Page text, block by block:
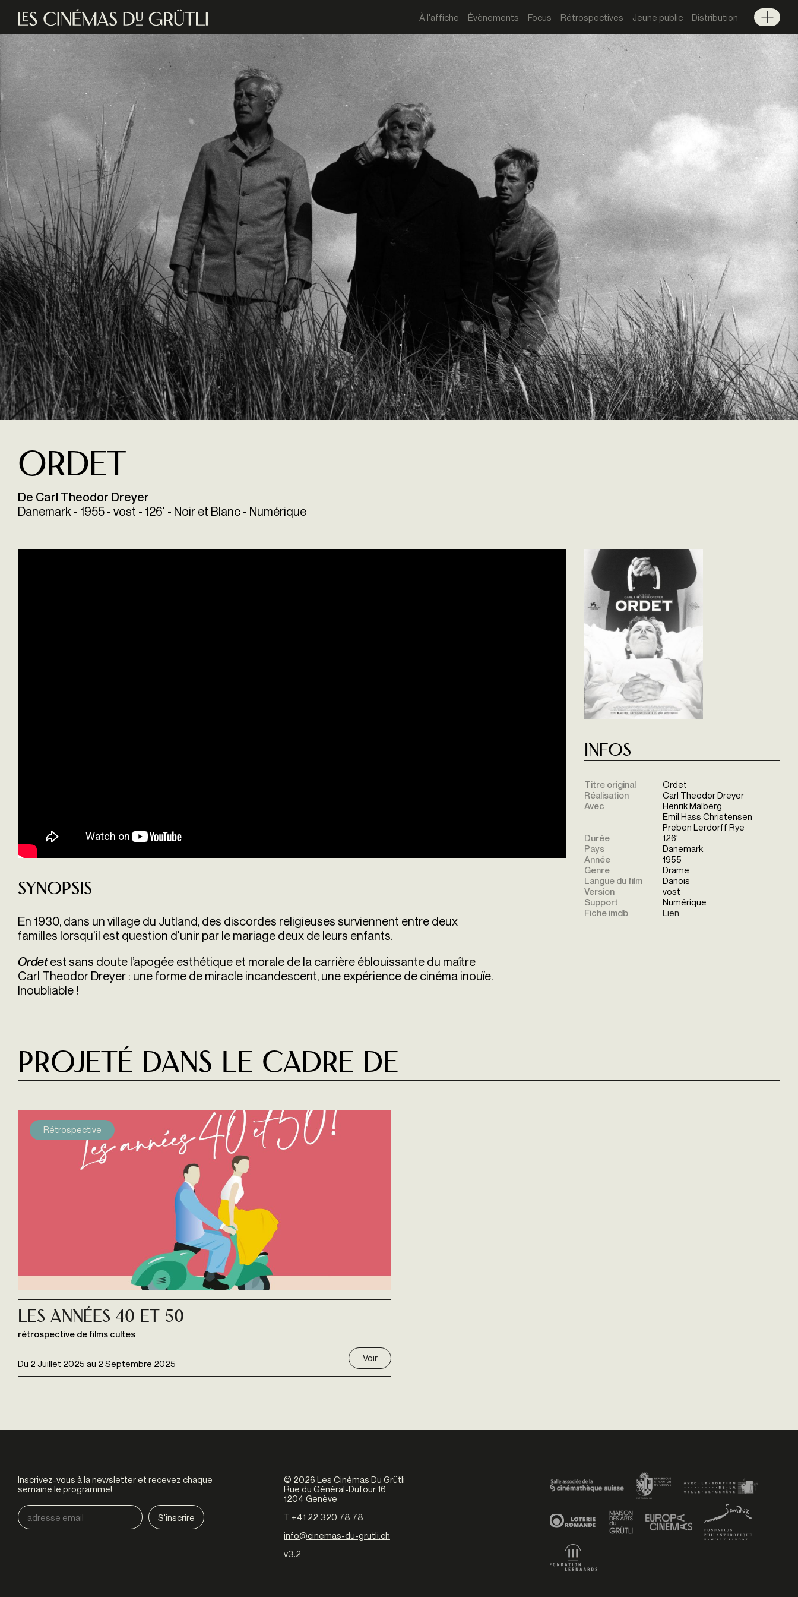
Aller au contenu principal
À l'affiche Évènements Focus Rétrospectives Jeune public Distribution
Menu
Ordet
De Carl Theodor Dreyer
Danemark - 1955 - vost - 126' - Noir et Blanc - Numérique
Synopsis
En 1930, dans un village du Jutland, des discordes religieuses surviennent entre deux
familles lorsqu'il est question d'unir par le mariage deux de leurs enfants.
Ordetest sans doute l’apogée esthétique et morale de la carrière éblouissante du maître
Carl Theodor Dreyer : une forme de miracle incandescent, une expérience de cinéma inouïe.
Inoubliable !
Infos
Titre original
Ordet
Réalisation
Carl Theodor Dreyer
Avec
Henrik Malberg
Emil Hass Christensen
Preben Lerdorff Rye
Durée
126'
Pays
Danemark
Année
1955
Genre
Drame
Langue du film
Danois
Version
vost
Support
Numérique
Fiche imdb
Lien
Projeté dans le cadre de
Rétrospective
Du 2 Juillet 2025 au 2 Septembre 2025
Les Années 40 et 50
rétrospective de films cultes
Voir
Inscrivez-vous à la newsletter et recevez chaque
semaine le programme!
© 2026 Les Cinémas Du Grütli
Rue du Général-Dufour 16
1204 Genève
T +41 22 320 78 78
info@cinemas-du-grutli.ch
v3.2